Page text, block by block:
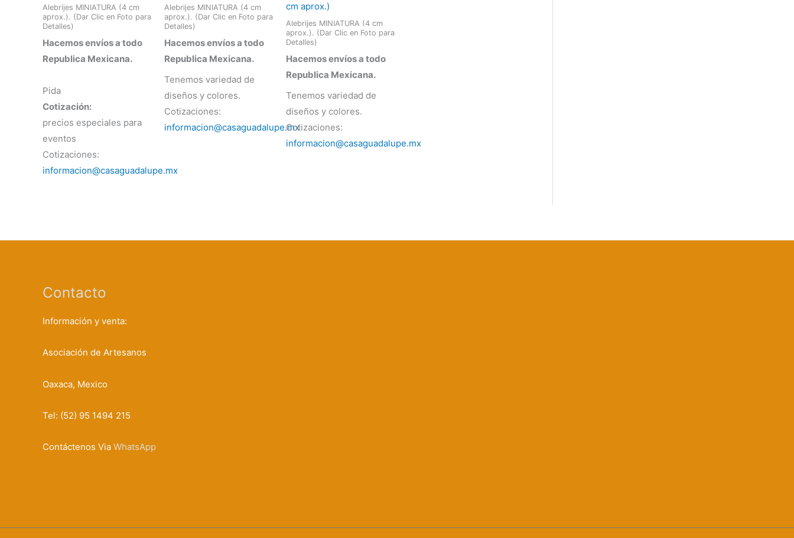
Alebrijes MINIATURA (4 cm
aprox.). (Dar Clic en Foto para
Detalles)
Hacemos envíos a todo
Republica Mexicana.
Pida
Cotización:
precios especiales para
eventos
Cotizaciones:
informacion@casaguadalupe.mx
Alebrijes MINIATURA (4 cm
aprox.). (Dar Clic en Foto para
Detalles)
Hacemos envíos a todo
Republica Mexicana.
Tenemos variedad de
diseños y colores.
Cotizaciones:
informacion@casaguadalupe.mx
cm aprox.)
Alebrijes MINIATURA (4 cm
aprox.). (Dar Clic en Foto para
Detalles)
Hacemos envíos a todo
Republica Mexicana.
Tenemos variedad de
diseños y colores.
Cotizaciones:
informacion@casaguadalupe.mx
Contacto
Información y venta:
Asociación de Artesanos
Oaxaca, Mexico
Tel: (52) 95 1494 215
Contáctenos Via WhatsApp